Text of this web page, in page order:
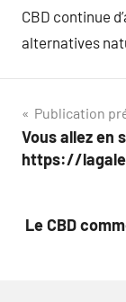
CBD continue
alternatives
de
Publication
Vous allez en
https://
Le CBD